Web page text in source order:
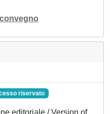
riservato
editoriale / Version of